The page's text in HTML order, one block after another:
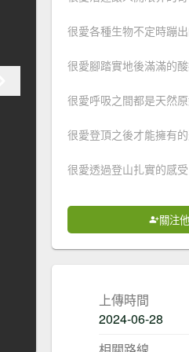
很愛各種生物不定時蹦
很愛腳踏實地後滿滿的
很愛呼吸之間都是天然
很愛登頂之後才能擁有
很愛透過登山扎實的感
關注他
上傳時間
2024-06-28